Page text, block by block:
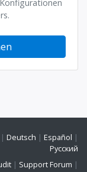
| Deutsch | Español |
Русский
| Support Forum |